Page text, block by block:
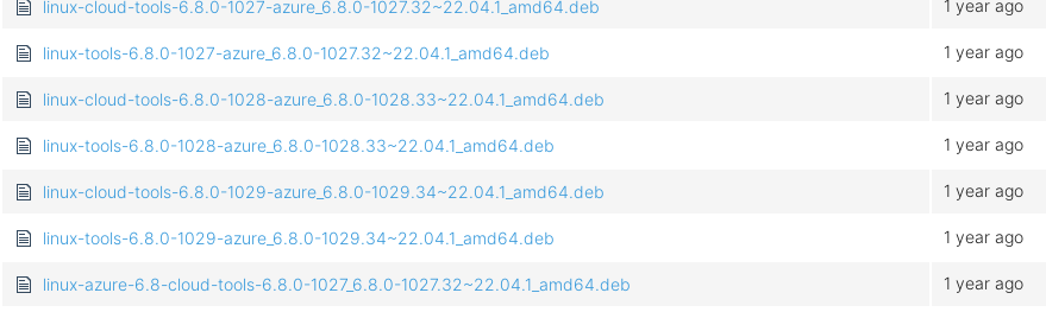
linux-cloud-tools-6.8.0-1027-azure_6.8.0-1027.32~22.04.1_amd64.deb 1 year ago
linux-tools-6.8.0-1027-azure_6.8.0-1027.32~22.04.1_amd64.deb 1 year ago
linux-cloud-tools-6.8.0-1028-azure_6.8.0-1028.33~22.04.1_amd64.deb 1 year ago
linux-tools-6.8.0-1028-azure_6.8.0-1028.33~22.04.1_amd64.deb 1 year ago
linux-cloud-tools-6.8.0-1029-azure_6.8.0-1029.34~22.04.1_amd64.deb 1 year ago
linux-tools-6.8.0-1029-azure_6.8.0-1029.34~22.04.1_amd64.deb 1 year ago
linux-azure-6.8-cloud-tools-6.8.0-1027_6.8.0-1027.32~22.04.1_amd64.deb 1 year ago